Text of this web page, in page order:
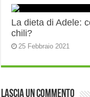
La dieta di Adele:
chili?
25 Febbraio 2021
Lascia un commento